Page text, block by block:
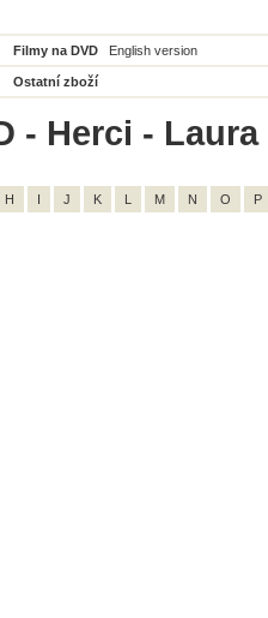
Filmy na DVD English version
Ostatní zboží
- Herci -
H I J K L M N O P